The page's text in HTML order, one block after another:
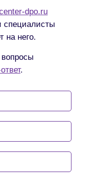
dpo.ru
специалисты
на него.
.